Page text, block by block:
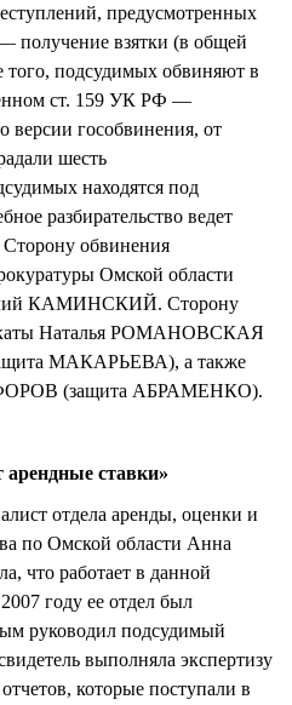
предусмотренных
получение взятки (в общей
подсудимых обвиняют в
ст. 159 УК РФ —
гособвинения, от
шесть
находятся под
разбирательство ведет
обвинения
Омской области
КАМИНСКИЙ. Сторону
Наталья РОМАНОВСКАЯ
МАКАРЬЕВА), а также
(защита АБРАМЕНКО).
арендные ставки»
отдела аренды, оценки и
по Омской области Анна
что работает в данной
году ее отдел был
руководил подсудимый
выполняла экспертизу
которые поступали в